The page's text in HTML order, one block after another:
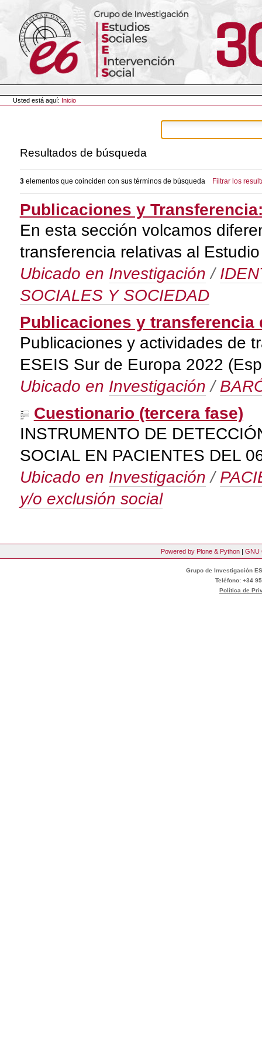
contenido.
navegación
Herramientas
Personales
Usted está aquí: Inicio
Resultados de búsqueda
3elementos que coinciden con sus términos de búsqueda Filtrar los
Publicaciones y
En esta sección volcamos
transferencia relativas al
Ubicado en Investigación /
SOCIALES Y SOCIEDAD
Publicaciones y transferencia
Publicaciones y actividades de
ESEIS Sur de Europa 2022
Ubicado en Investigación /
Cuestionario (tercera fase)
INSTRUMENTO DE
SOCIAL EN PACIENTES DEL
Ubicado en Investigación /
y/o exclusión social
Powered by Plone & Python | GNU
Grupo de Investigación
Teléfono: +34
Política de